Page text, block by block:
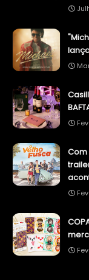
Com